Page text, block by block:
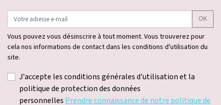
OK
Vous pouvez vous désinscrire à tout moment. Vous trouverez pour
cela nos informations de contact dans les conditions d'utilisation du
site.
J'accepte les conditions générales d'utilisation et la
politique de protection des données
personnellesPrendre connaissance de notre politique de